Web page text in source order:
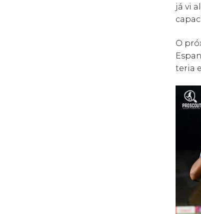
já vi
O
teria